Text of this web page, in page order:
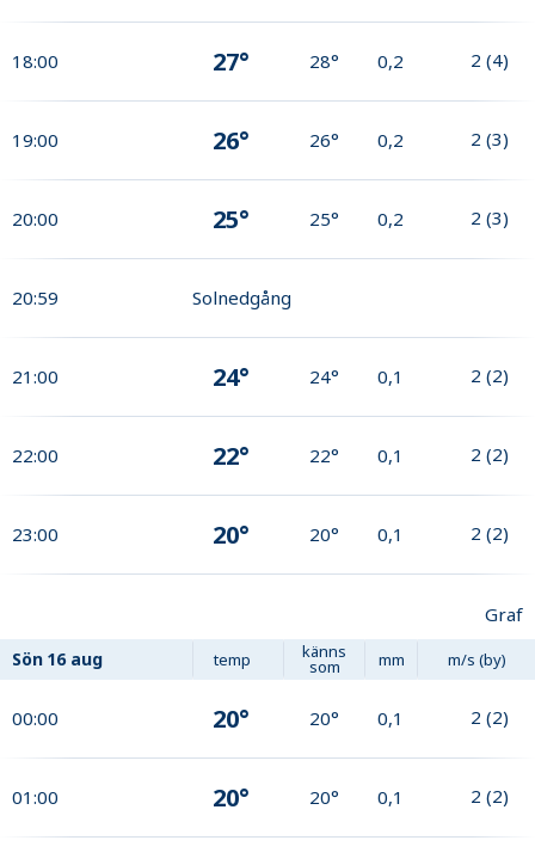
18:00 27° 28° 0,2 2 (4)
19:00 26° 26° 0,2 2 (3)
20:00 25° 25° 0,2 2 (3)
20:59 Solnedgång
21:00 24° 24° 0,1 2 (2)
22:00 22° 22° 0,1 2 (2)
23:00 20° 20° 0,1 2 (2)
Graf
Sön 16 aug temp känns
som mm m/s (by)
00:00 20° 20° 0,1 2 (2)
01:00 20° 20° 0,1 2 (2)